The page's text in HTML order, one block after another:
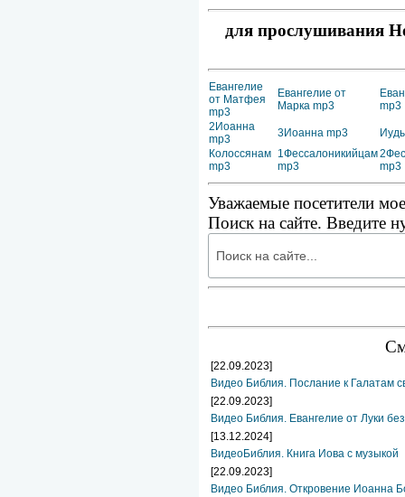
для прослушивания
Евангелие
от Матфея
mp3
Евангелие от
Марка mp3
mp3
2Иоанна
mp3
3Иоанна mp3
Колоссянам
mp3
1Фессалоникийцам
mp3
mp3
Уважаемые посетители
Поиск на сайте. Введите
[22.09.2023]
Видео Библия. Послание к Галатам
[22.09.2023]
Видео Библия. Евангелие от Луки
[13.12.2024]
ВидеоБиблия. Книга Иова с музыкой
[22.09.2023]
Видео Библия. Откровение Иоанна